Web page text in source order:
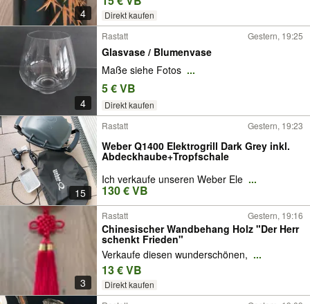
4 Direkt kaufen
4
Rastatt Gestern, 19:25
Glasvase / Blumenvase
Maße siehe Fotos ...
5 € VB
Direkt kaufen
15
Rastatt Gestern, 19:23
Weber Q1400 Elektrogrill Dark Grey inkl.
Abdeckhaube+Tropfschale
Ich verkaufe unseren Weber Ele ...
130 € VB
3
Rastatt Gestern, 19:16
Chinesischer Wandbehang Holz "Der Herr
schenkt Frieden"
Verkaufe diesen wunderschönen, ...
13 € VB
Direkt kaufen